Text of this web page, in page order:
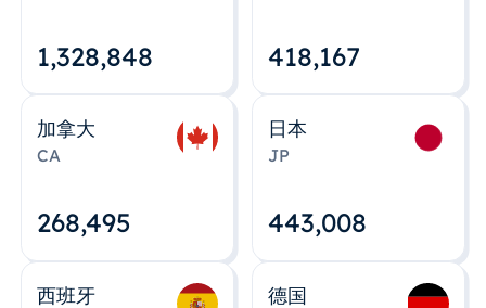
1,328,848 418,167
加拿大
CA
268,495
日本
JP
443,008
西班牙 德国